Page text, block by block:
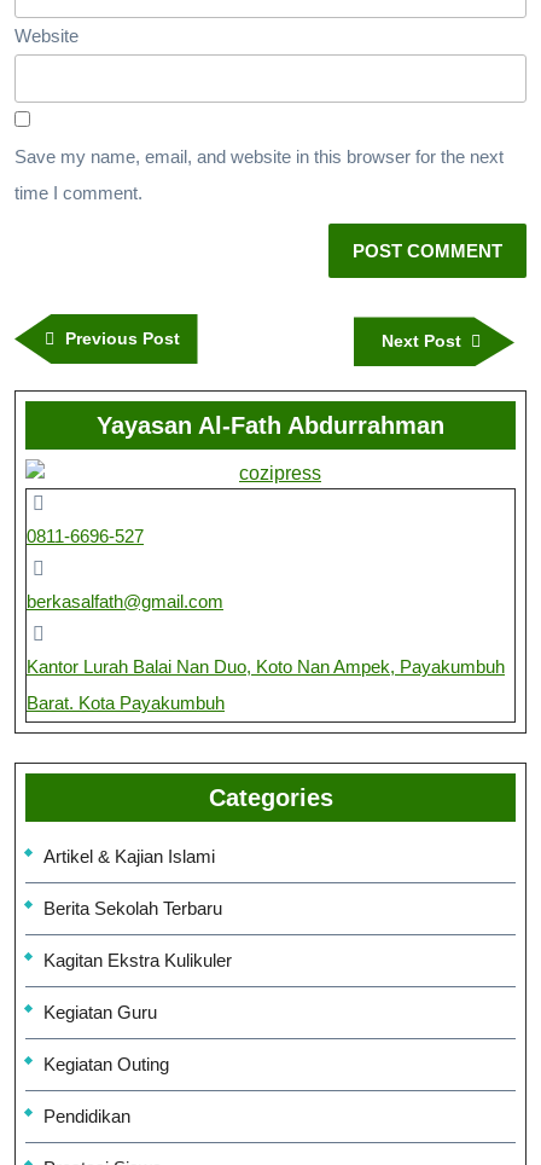
Website
Save my name, email, and website in this browser for the next
time I comment.
Previous Post Next Post
Yayasan Al-Fath Abdurrahman
0811-6696-527
berkasalfath@gmail.com
Kantor Lurah Balai Nan Duo, Koto Nan Ampek, Payakumbuh
Barat. Kota Payakumbuh
Categories
Artikel & Kajian Islami
Berita Sekolah Terbaru
Kagitan Ekstra Kulikuler
Kegiatan Guru
Kegiatan Outing
Pendidikan